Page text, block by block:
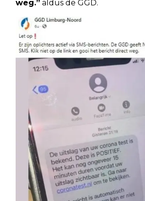
weg.” aldus de GGD.